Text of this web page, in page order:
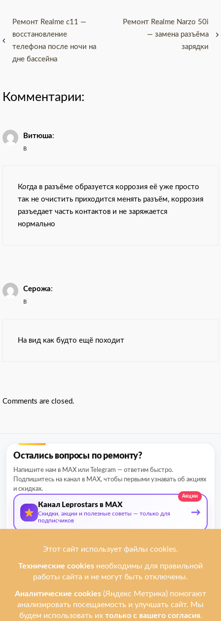
Навигация
по
записям
Ремонт Realme c11 —
восстановление
телефона после ночи на
дне бассейна
Ремонт Realme Narzo 50i
— замена разъёма
зарядки
Комментарии:
Витюша:
в
Когда в разъёме образуется коррозия её уже просто
так не очистить приходится менять разъём, коррозия
разъедает часть контактов и не заряжается
нормально
Серожа:
в
На вид как будто ещё походит
Comments are closed.
Остались вопросы по ремонту?
Напишите нам в MAX или Telegram — ответим быстро.
Подпишитесь на канал в MAX, чтобы первыми узнавать об акциях
и скидках.
Акции
Канал Leprostars в MAX
Скидки, акции и полезные советы — только для
подписчиков
→
О нас
Мы ремонтируем